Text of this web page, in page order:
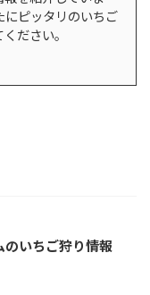
にピッタリのいちご
ださい。
のいちご狩り情報